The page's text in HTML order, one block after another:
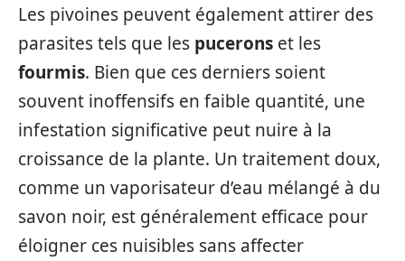
Les pivoines peuvent également attirer des
parasites tels que les pucerons et les
fourmis. Bien que ces derniers soient
souvent inoffensifs en faible quantité, une
infestation significative peut nuire à la
croissance de la plante. Un traitement doux,
comme un vaporisateur d’eau mélangé à du
savon noir, est généralement efficace pour
éloigner ces nuisibles sans affecter